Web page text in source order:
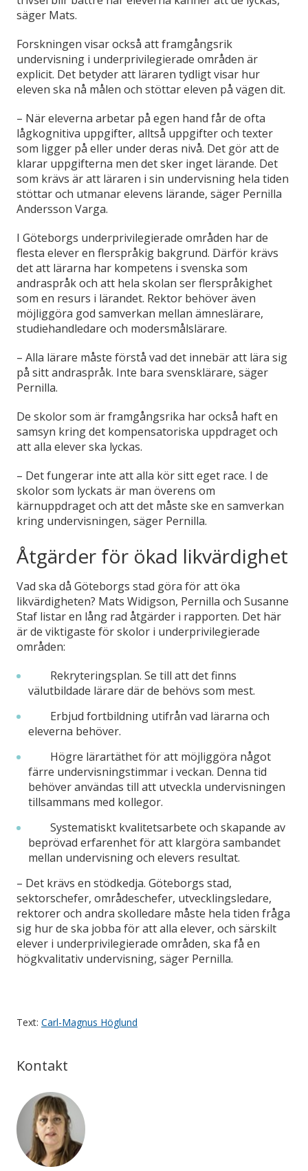
säger Mats.
Forskningen visar också att framgångsrik
undervisning i underprivilegierade områden är
explicit. Det betyder att läraren tydligt visar hur
eleven ska nå målen och stöttar eleven på vägen dit.
– När eleverna arbetar på egen hand får de ofta
lågkognitiva uppgifter, alltså uppgifter och texter
som ligger på eller under deras nivå. Det gör att de
klarar uppgifterna men det sker inget lärande. Det
som krävs är att läraren i sin undervisning hela tiden
stöttar och utmanar elevens lärande, säger Pernilla
Andersson Varga.
I Göteborgs underprivilegierade områden har de
flesta elever en flerspråkig bakgrund. Därför krävs
det att lärarna har kompetens i svenska som
andraspråk och att hela skolan ser flerspråkighet
som en resurs i lärandet. Rektor behöver även
möjliggöra god samverkan mellan ämneslärare,
studiehandledare och modersmålslärare.
– Alla lärare måste förstå vad det innebär att lära sig
på sitt andraspråk. Inte bara svensklärare, säger
Pernilla.
De skolor som är framgångsrika har också haft en
samsyn kring det kompensatoriska uppdraget och
att alla elever ska lyckas.
– Det fungerar inte att alla kör sitt eget race. I de
skolor som lyckats är man överens om
kärnuppdraget och att det måste ske en samverkan
kring undervisningen, säger Pernilla.
Åtgärder för ökad likvärdighet
Vad ska då Göteborgs stad göra för att öka
likvärdigheten? Mats Widigson, Pernilla och Susanne
Staf listar en lång rad åtgärder i rapporten. Det här
är de viktigaste för skolor i underprivilegierade
områden:
Rekryteringsplan. Se till att det finns
välutbildade lärare där de behövs som mest.
Erbjud fortbildning utifrån vad lärarna och
eleverna behöver.
Högre lärartäthet för att möjliggöra något
färre undervisningstimmar i veckan. Denna tid
behöver användas till att utveckla undervisningen
tillsammans med kollegor.
Systematiskt kvalitetsarbete och skapande av
beprövad erfarenhet för att klargöra sambandet
mellan undervisning och elevers resultat.
– Det krävs en stödkedja. Göteborgs stad,
sektorschefer, områdeschefer, utvecklingsledare,
rektorer och andra skolledare måste hela tiden fråga
sig hur de ska jobba för att alla elever, och särskilt
elever i underprivilegierade områden, ska få en
högkvalitativ undervisning, säger Pernilla.
Text: Carl-Magnus Höglund
Kontakt